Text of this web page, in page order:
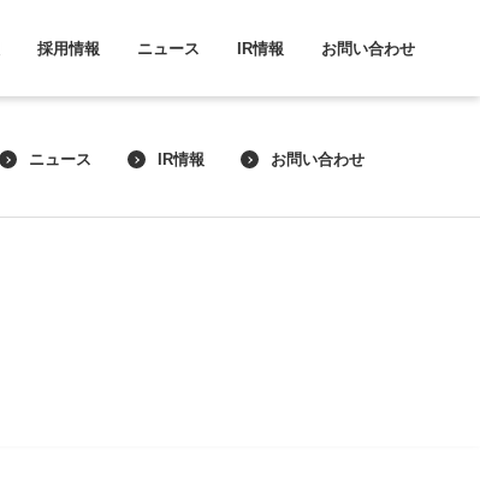
採用情報 ニュース IR情報 お問い合わせ
ニュース IR情報 お問い合わせ